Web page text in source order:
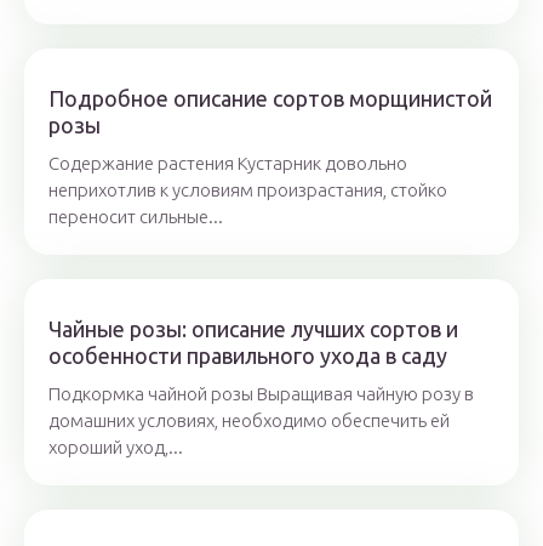
Подробное описание сортов морщинистой
розы
Содержание растения Кустарник довольно
неприхотлив к условиям произрастания, стойко
переносит сильные...
Чайные розы: описание лучших сортов и
особенности правильного ухода в саду
Подкормка чайной розы Выращивая чайную розу в
домашних условиях, необходимо обеспечить ей
хороший уход,...